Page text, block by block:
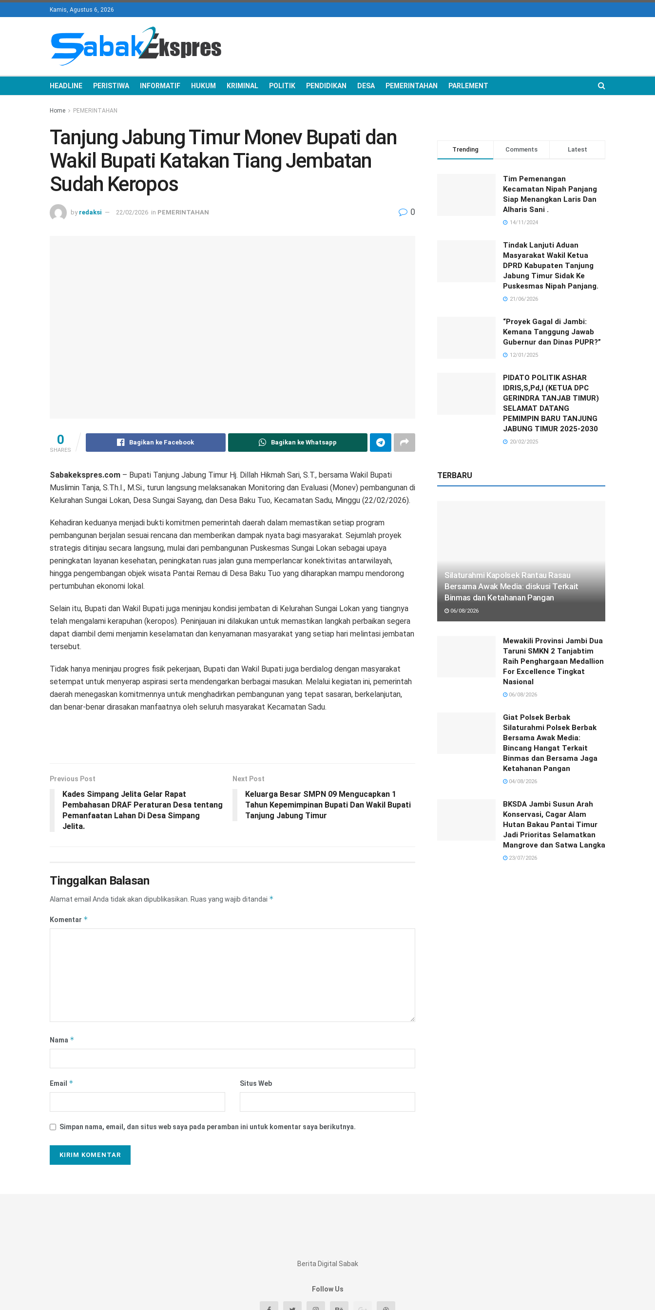
Kamis, Agustus 6, 2026
HEADLINE PERISTIWA INFORMATIF HUKUM KRIMINAL POLITIK PENDIDIKAN DESA PEMERINTAHAN PARLEMENT
Home PEMERINTAHAN
Tanjung Jabung Timur Monev Bupati dan
Wakil Bupati Katakan Tiang Jembatan
Sudah Keropos
by redaksi 22/02/2026 in PEMERINTAHAN 0
0
SHARES
Bagikan ke Facebook Bagikan ke Whatsapp
Sabakekspres.com – Bupati Tanjung Jabung Timur Hj. Dillah Hikmah Sari, S.T., bersama Wakil Bupati
Muslimin Tanja, S.Th.I., M.Si., turun langsung melaksanakan Monitoring dan Evaluasi (Monev) pembangunan di
Kelurahan Sungai Lokan, Desa Sungai Sayang, dan Desa Baku Tuo, Kecamatan Sadu, Minggu (22/02/2026).
Kehadiran keduanya menjadi bukti komitmen pemerintah daerah dalam memastikan setiap program
pembangunan berjalan sesuai rencana dan memberikan dampak nyata bagi masyarakat. Sejumlah proyek
strategis ditinjau secara langsung, mulai dari pembangunan Puskesmas Sungai Lokan sebagai upaya
peningkatan layanan kesehatan, peningkatan ruas jalan guna memperlancar konektivitas antarwilayah,
hingga pengembangan objek wisata Pantai Remau di Desa Baku Tuo yang diharapkan mampu mendorong
pertumbuhan ekonomi lokal.
Selain itu, Bupati dan Wakil Bupati juga meninjau kondisi jembatan di Kelurahan Sungai Lokan yang tiangnya
telah mengalami kerapuhan (keropos). Peninjauan ini dilakukan untuk memastikan langkah perbaikan segera
dapat diambil demi menjamin keselamatan dan kenyamanan masyarakat yang setiap hari melintasi jembatan
tersebut.
Tidak hanya meninjau progres fisik pekerjaan, Bupati dan Wakil Bupati juga berdialog dengan masyarakat
setempat untuk menyerap aspirasi serta mendengarkan berbagai masukan. Melalui kegiatan ini, pemerintah
daerah menegaskan komitmennya untuk menghadirkan pembangunan yang tepat sasaran, berkelanjutan,
dan benar-benar dirasakan manfaatnya oleh seluruh masyarakat Kecamatan Sadu.
Previous Post
Kades Simpang Jelita Gelar Rapat
Pembahasan DRAF Peraturan Desa tentang
Pemanfaatan Lahan Di Desa Simpang
Jelita.
Next Post
Keluarga Besar SMPN 09 Mengucapkan 1
Tahun Kepemimpinan Bupati Dan Wakil Bupati
Tanjung Jabung Timur
Tinggalkan Balasan
Alamat email Anda tidak akan dipublikasikan. Ruas yang wajib ditandai *
Komentar *
Nama *
Email * Situs Web
Simpan nama, email, dan situs web saya pada peramban ini untuk komentar saya berikutnya.
Trending Comments Latest
Tim Pemenangan
Kecamatan Nipah Panjang
Siap Menangkan Laris Dan
Alharis Sani .
14/11/2024
Tindak Lanjuti Aduan
Masyarakat Wakil Ketua
DPRD Kabupaten Tanjung
Jabung Timur Sidak Ke
Puskesmas Nipah Panjang.
21/06/2026
“Proyek Gagal di Jambi:
Kemana Tanggung Jawab
Gubernur dan Dinas PUPR?”
12/01/2025
PIDATO POLITIK ASHAR
IDRIS,S,Pd,I (KETUA DPC
GERINDRA TANJAB TIMUR)
SELAMAT DATANG
PEMIMPIN BARU TANJUNG
JABUNG TIMUR 2025-2030
20/02/2025
TERBARU
Silaturahmi Kapolsek Rantau Rasau
Bersama Awak Media: diskusi Terkait
Binmas dan Ketahanan Pangan
06/08/2026
Mewakili Provinsi Jambi Dua
Taruni SMKN 2 Tanjabtim
Raih Penghargaan Medallion
For Excellence Tingkat
Nasional
06/08/2026
Giat Polsek Berbak
Silaturahmi Polsek Berbak
Bersama Awak Media:
Bincang Hangat Terkait
Binmas dan Bersama Jaga
Ketahanan Pangan
04/08/2026
BKSDA Jambi Susun Arah
Konservasi, Cagar Alam
Hutan Bakau Pantai Timur
Jadi Prioritas Selamatkan
Mangrove dan Satwa Langka
23/07/2026
Berita Digital Sabak
Follow Us